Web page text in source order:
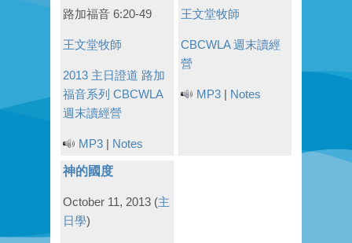
路加福音 6:20-49
王文堂牧師
2013 主日證道 路加
福音系列 CBCWLA
週末讀經營
MP3 | Notes
王文堂牧師
CBCWLA 週末讀經
營
MP3 | Notes
神的國度
October 11, 2013 (主
日學)